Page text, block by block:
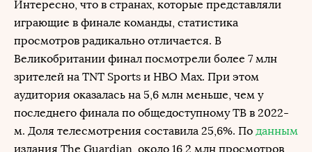
Интересно, что в странах, которые представляли
играющие в финале команды, статистика
просмотров радикально отличается. В
Великобритании финал посмотрели более 7 млн
зрителей на TNT Sports и HBO Max. При этом
аудитория оказалась на 5,6 млн меньше, чем у
последнего финала по общедоступному ТВ в 2022-
м. Доля телесмотрения составила 25,6%. По данным
издания The Guardian, около 16,2 млн просмотров